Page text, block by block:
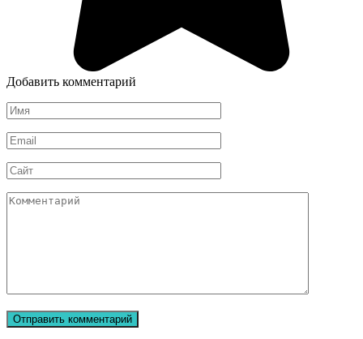
Добавить комментарий
Имя
Email
Сайт
Комментарий